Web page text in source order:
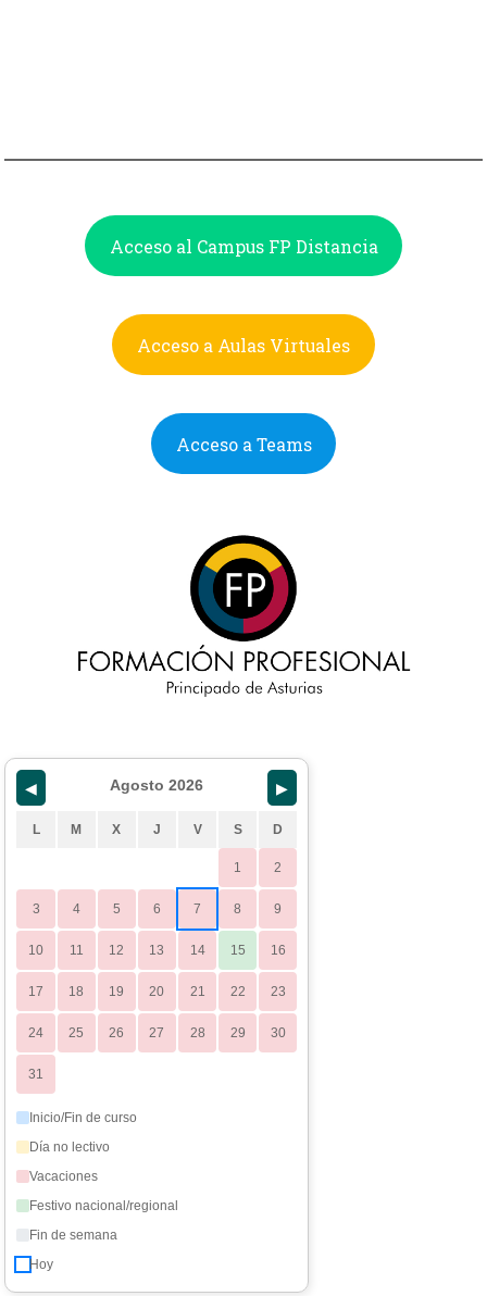
Acceso al Campus FP Distancia
Acceso a Aulas Virtuales
Acceso a Teams
◀ Agosto 2026 ▶
L M X J V S D
1 2
3 4 5 6 7 8 9
10 11 12 13 14 15 16
17 18 19 20 21 22 23
24 25 26 27 28 29 30
31
Inicio/Fin de curso
Día no lectivo
Vacaciones
Festivo nacional/regional
Fin de semana
Hoy